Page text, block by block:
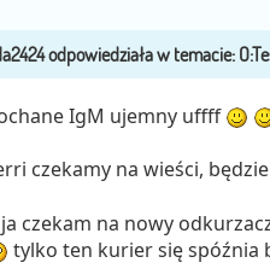
IgM ujemny uffff
czekamy na wieści,
czekam na nowy
tylko ten kurier się spóźnia